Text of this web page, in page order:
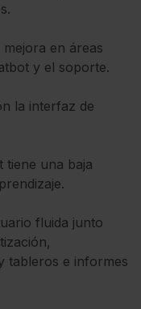
en áreas
y el soporte.
la interfaz de
tiene una baja
fluida junto
tableros e informes